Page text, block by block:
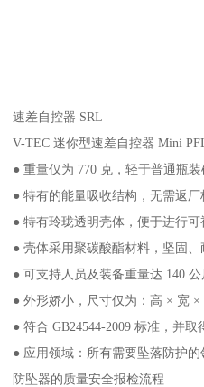
速差自控器 SRL
V-TEC 迷你型速差自控器 Mini
● 重量仅为 770 克，轻于普通瓶装
● 特有的能量吸收结构，无需返厂
● 特有玲珑透明壳体，便于进行
● 壳体采用聚碳酸酯材料，坚固、
● 可支持人员及装备重量达 140 公
● 外形娇小，尺寸仅为：高 × 宽 ×
● 符合 GB24544-2009 标准，并取
● 应用领域：所有需要坠落防护的
防坠器的质量安全报检流程